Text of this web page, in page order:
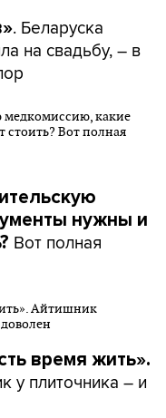
. Беларуска
на свадьбу, – в
нужны и
Вот полная
время жить».
у плиточника – и